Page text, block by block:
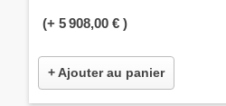
(+ 5 908,00 € )
+ Ajouter au panier